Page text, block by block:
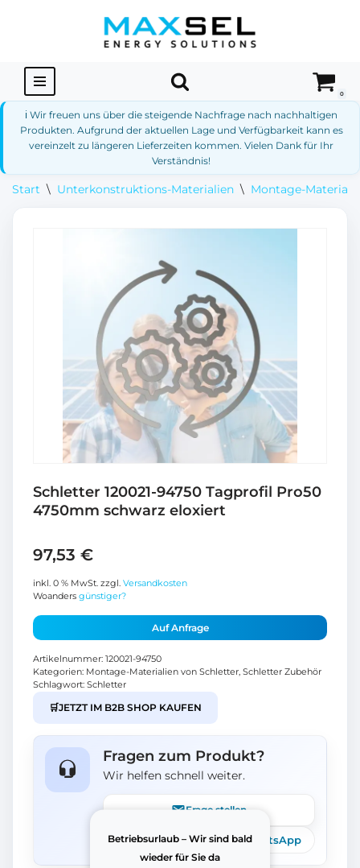
Betriebsurlaub – Wir sind bald
wieder für Sie da
springen
0
ℹ️ Wir freuen uns über die steigende Nachfrage nach nachhaltigen
Produkten. Aufgrund der aktuellen Lage und Verfügbarkeit kann es
vereinzelt zu längeren Lieferzeiten kommen. Vielen Dank für Ihr
Verständnis!
Start \ Unterkonstruktions-Materialien \ Montage-
Schletter 120021-94750 Tagprofil Pro50
4750mm schwarz eloxiert
97,53 €
inkl. 0 % MwSt. zzgl. Versandkosten
Woanders günstiger?
Auf Anfrage
Artikelnummer: 120021-94750
Kategorien: Montage-Materialien von Schletter, Schletter Zubehör
Schlagwort: Schletter
🛒JETZT IM B2B SHOP KAUFEN
Fragen zum Produkt?
Wir helfen schnell weiter.
Frage stellen
Telefon E-Mail WhatsApp